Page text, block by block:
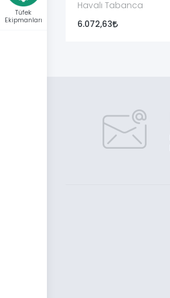
Tüfek
Ekipmanları
Havalı Tabanca
6.072,63